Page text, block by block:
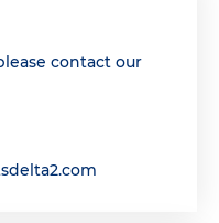
contact our